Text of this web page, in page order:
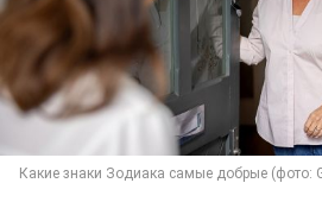
Какие знаки Зодиака самые добрые (фото: